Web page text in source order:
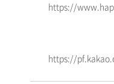
https://
https://